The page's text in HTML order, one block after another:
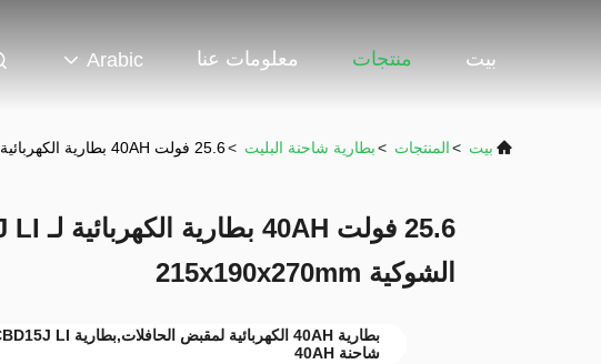
بيت منتجات معلومات عنا Arabic
بيت >المنتجات >بطارية شاحنة البليت >25.6 فولت 40AH بطارية الكهربائية لـ CBD15J LI الشاحنة الشوكية 215x190x270mm
الشوكية 215x190x270mm
شاحنة 40AH